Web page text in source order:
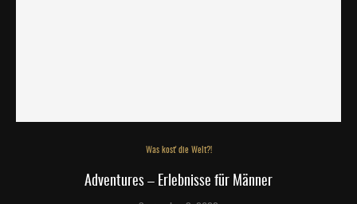
Was kost' die Welt?!
Adventures – Erlebnisse für Männer